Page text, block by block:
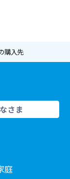
購入先
さま
庭